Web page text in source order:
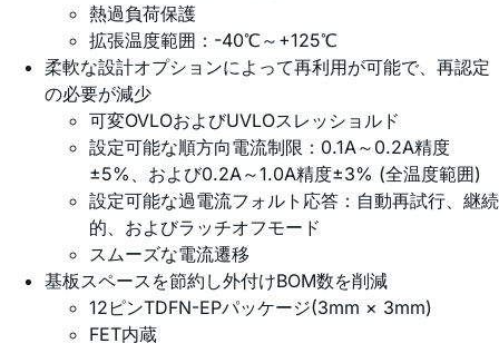
熱過負荷保護
拡張温度範囲：-40℃～+125℃
柔軟な設計オプションによって再利用が可能で、再認定
の必要が減少
可変OVLOおよびUVLOスレッショルド
設定可能な順方向電流制限：0.1A～0.2A精度
±5%、および0.2A～1.0A精度±3% (全温度範囲)
設定可能な過電流フォルト応答：自動再試行、継続
的、およびラッチオフモード
スムーズな電流遷移
基板スペースを節約し外付けBOM数を削減
12ピンTDFN-EPパッケージ(3mm × 3mm)
FET内蔵